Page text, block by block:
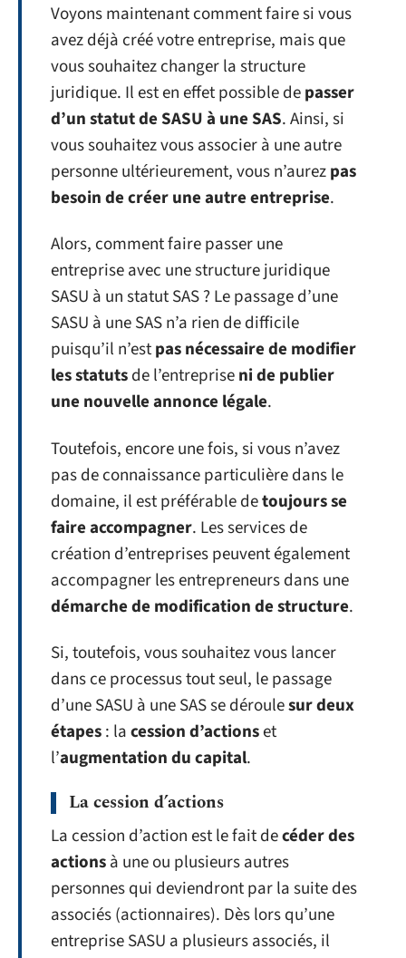
Voyons maintenant comment faire si vous
avez déjà créé votre entreprise, mais que
vous souhaitez changer la structure
juridique. Il est en effet possible depasser
d’un statut de SASU à une SAS. Ainsi, si
vous souhaitez vous associer à une autre
personne ultérieurement, vous n’aurezpas
besoin de créer une autre entreprise.
Alors, comment faire passer une
entreprise avec une structure juridique
SASU à un statut SAS ? Le passage d’une
SASU à une SAS n’a rien de difficile
puisqu’il n’estpas nécessaire de modifier
les statutsde l’entrepriseni de publier
une nouvelle annonce légale.
Toutefois, encore une fois, si vous n’avez
pas de connaissance particulière dans le
domaine, il est préférable detoujours se
faire accompagner. Les services de
création d’entreprises peuvent également
accompagner les entrepreneurs dans une
démarche de modification de structure.
Si, toutefois, vous souhaitez vous lancer
dans ce processus tout seul, le passage
d’une SASU à une SAS se déroulesur deux
étapes: lacession d’actionset
l’augmentation du capital.
La cession d’actions
La cession d’action est le fait decéder des
actionsà une ou plusieurs autres
personnes qui deviendront par la suite des
associés (actionnaires). Dès lors qu’une
entreprise SASU a plusieurs associés, il